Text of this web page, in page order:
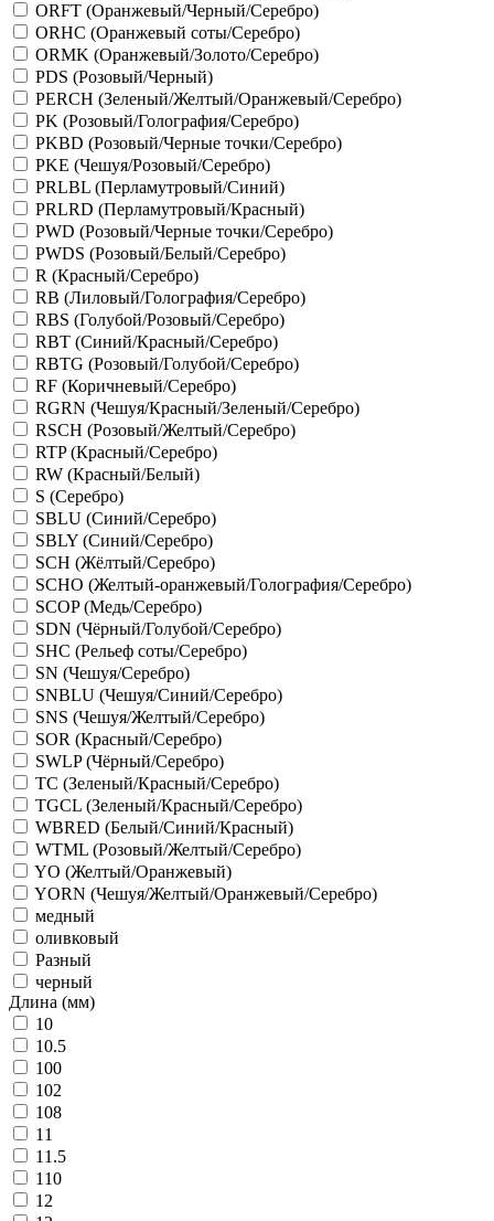
ORFT (Оранжевый/Черный/Серебро)
ORHC (Оранжевый соты/Серебро)
ORMK (Оранжевый/Золото/Серебро)
PDS (Розовый/Черный)
PERCH (Зеленый/Желтый/Оранжевый/Серебро)
PK (Розовый/Голография/Серебро)
PKBD (Розовый/Черные точки/Серебро)
PKE (Чешуя/Розовый/Серебро)
PRLBL (Перламутровый/Синий)
PRLRD (Перламутровый/Красный)
PWD (Розовый/Черные точки/Серебро)
PWDS (Розовый/Белый/Серебро)
R (Красный/Серебро)
RB (Лиловый/Голография/Серебро)
RBS (Голубой/Розовый/Серебро)
RBT (Синий/Красный/Серебро)
RBTG (Розовый/Голубой/Серебро)
RF (Коричневый/Серебро)
RGRN (Чешуя/Красный/Зеленый/Серебро)
RSCH (Розовый/Желтый/Серебро)
RTP (Красный/Серебро)
RW (Красный/Белый)
S (Серебро)
SBLU (Синий/Серебро)
SBLY (Синий/Серебро)
SCH (Жёлтый/Серебро)
SCHO (Желтый-оранжевый/Голография/Серебро)
SCOP (Медь/Серебро)
SDN (Чёрный/Голубой/Серебро)
SHC (Рельеф соты/Серебро)
SN (Чешуя/Серебро)
SNBLU (Чешуя/Синий/Серебро)
SNS (Чешуя/Желтый/Серебро)
SOR (Красный/Серебро)
SWLP (Чёрный/Серебро)
TC (Зеленый/Красный/Серебро)
TGCL (Зеленый/Красный/Серебро)
WBRED (Белый/Синий/Красный)
WTML (Розовый/Желтый/Серебро)
YO (Желтый/Оранжевый)
YORN (Чешуя/Желтый/Оранжевый/Серебро)
медный
оливковый
Разный
черный
Длина (мм)
10
10.5
100
102
108
11
11.5
110
12